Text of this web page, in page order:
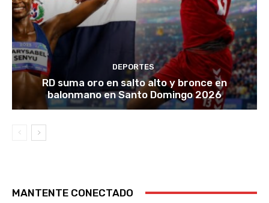
DEPORTES
RD suma oro en salto alto y bronce en
balonmano en Santo Domingo 2026
MANTENTE CONECTADO